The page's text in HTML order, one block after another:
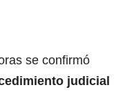
se confirmó
judicial